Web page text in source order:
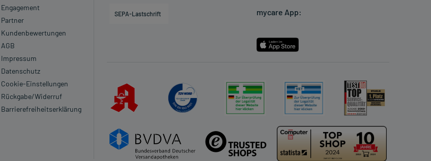
Engagement
Partner
Kundenbewertungen
AGB
Impressum
Datenschutz
Cookie-Einstellungen
Rückgabe/Widerruf
Barrierefreiheitserklärung
SEPA-Lastschrift mycare App: